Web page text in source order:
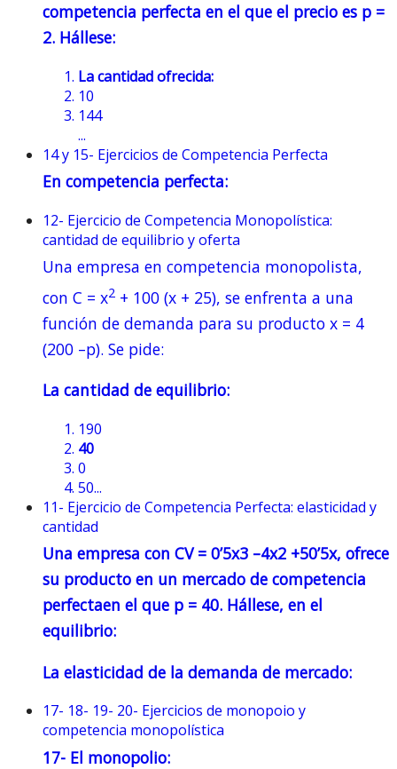
competencia perfecta en el que el precio es p =
2. Hállese:
La cantidad ofrecida:
10
144
...
14 y 15- Ejercicios de Competencia Perfecta
En competencia perfecta:
12- Ejercicio de Competencia Monopolística:
cantidad de equilibrio y oferta
Una empresa en competencia monopolista,
con C = x2 + 100 (x + 25), se enfrenta a una
función de demanda para su producto x = 4
(200 –p). Se pide:
La cantidad de equilibrio:
190
40
0
50...
11- Ejercicio de Competencia Perfecta: elasticidad y
cantidad
Una empresa con CV = 0’5x3 –4x2 +50’5x, ofrece
su producto en un mercado de competencia
perfectaen el que p = 40. Hállese, en el
equilibrio:
La elasticidad de la demanda de mercado:
17- 18- 19- 20- Ejercicios de monopoio y
competencia monopolística
17- El monopolio: